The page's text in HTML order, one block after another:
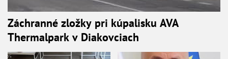
Záchranné zložky pri kúpalisku AVA
Thermalpark v Diakovciach